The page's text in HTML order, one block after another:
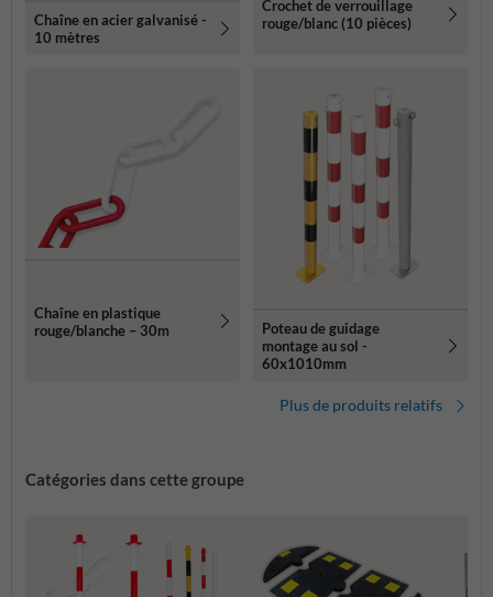
Chaîne en acier galvanisé -
10 mètres
Crochet de verrouillage
rouge/blanc (10 pièces)
Chaîne en plastique
rouge/blanche – 30m
Poteau de guidage
montage au sol -
60x1010mm
Plus de produits relatifs
Catégories dans cette groupe